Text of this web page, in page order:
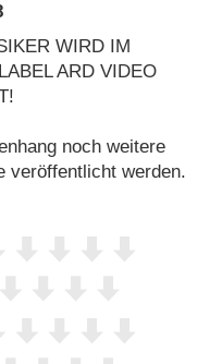
WIRD IM
ARD VIDEO
noch weitere
veröffentlicht werden.